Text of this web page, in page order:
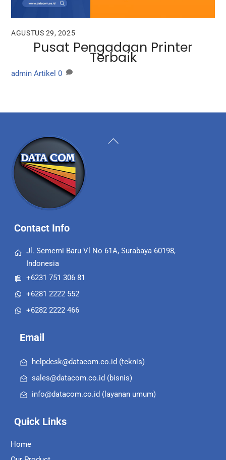
AGUSTUS 29, 2025
Pusat Pengadaan Printer
Terbaik
admin Artikel 0
Back
Contact Info
Jl. Sememi Baru Vl No 61A, Surabaya 60198,
Indonesia
+6231 751 306 81
+6281 2222 552
+6282 2222 466
Email
helpdesk@datacom.co.id (teknis)
sales@datacom.co.id (bisnis)
info@datacom.co.id (layanan umum)
Quick Links
Home